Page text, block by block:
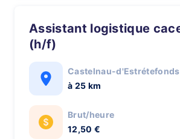
Assistant logistique caces 3 et 5
(h/f)
Castelnau-d'Estrétefonds
à 25 km
Brut/heure
12,50 €